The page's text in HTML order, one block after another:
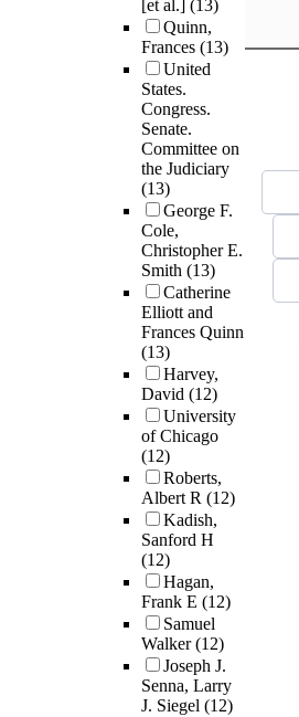
[et al.] (13)
Quinn,
Frances (13)
United
States.
Congress.
Senate.
Committee on
the Judiciary
(13)
George F.
Cole,
Christopher E.
Smith (13)
Catherine
Elliott and
Frances Quinn
(13)
Harvey,
David (12)
University
of Chicago
(12)
Roberts,
Albert R (12)
Kadish,
Sanford H
(12)
Hagan,
Frank E (12)
Samuel
Walker(12)
Joseph J.
Senna, Larry
J. Siegel (12)